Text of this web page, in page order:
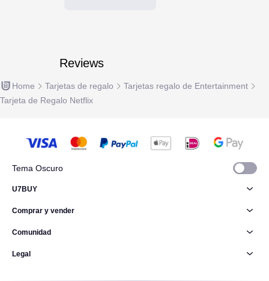
Reviews
Home Tarjetas de regalo
Tarjetas regalo de Entertainment
Tarjeta de Regalo Netflix
Tema Oscuro
U7BUY
Comprar y vender
Comunidad
Legal